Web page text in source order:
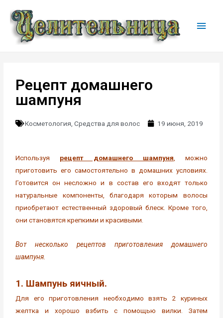
Рецепт домашнего
шампуня
Косметология ,Средства для волос 19 июня, 2019
Используя рецепт домашнего шампуня , можно
приготовить его самостоятельно в домашних условиях.
Готовится он несложно и в состав его входят только
натуральные компоненты, благодаря которым волосы
приобретают естественный здоровый блеск. Кроме того,
они становятся крепкими и красивыми.
Вот несколько рецептов приготовления домашнего
шампуня.
1. Шампунь яичный.
Для его приготовления необходимо взять 2 куриных
желтка и хорошо взбить с помощью вилки. Затем